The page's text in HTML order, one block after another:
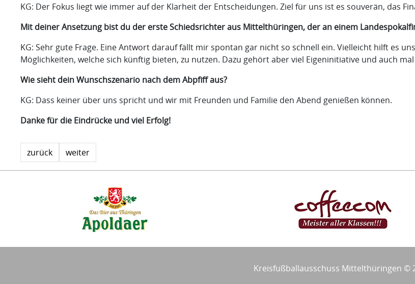
KG: Der Fokus liegt wie immer auf der Klarheit der Entscheidungen. Ziel für uns ist es souverän, das
Mit deiner Ansetzung bist du der erste Schiedsrichter aus Mittelthüringen, der an einem
KG: Sehr gute Frage. Eine Antwort darauf fällt mir spontan gar nicht so schnell ein. Vielleicht hilft es
Möglichkeiten, welche sich künftig bieten, zu nutzen. Dazu gehört aber viel Eigeninitiative und auch
Wie sieht dein Wunschszenario nach dem Abpfiff aus?
KG: Dass keiner über uns spricht und wir mit Freunden und Familie den Abend genießen können.
Danke für die Eindrücke und viel Erfolg!
zurück weiter
Kreisfußballausschuss Mittelthüringen ©